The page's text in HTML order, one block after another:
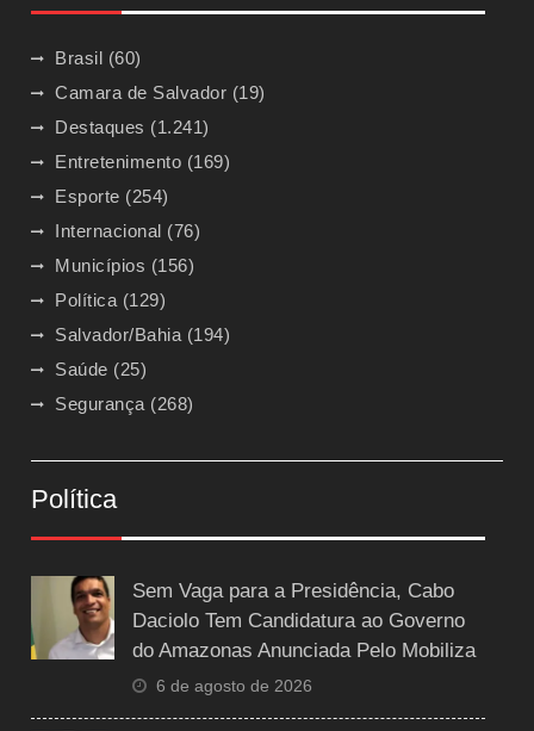
Brasil (60)
Camara de Salvador (19)
Destaques (1.241)
Entretenimento (169)
Esporte (254)
Internacional (76)
Municípios (156)
Política (129)
Salvador/Bahia (194)
Saúde (25)
Segurança (268)
Política
Sem Vaga para a Presidência, Cabo
Daciolo Tem Candidatura ao Governo
do Amazonas Anunciada Pelo Mobiliza
6 de agosto de 2026